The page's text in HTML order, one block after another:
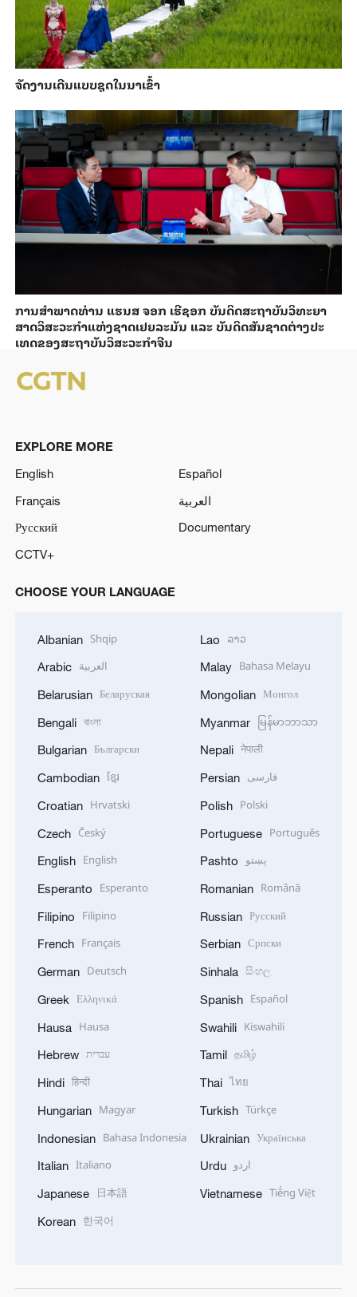
ຈັດງານເດີນແບບຊຸດໃນນາເຂົ້າ
ການ​ສຳ​ພາດ​ທ່ານ ແຮນ​ສ ຈອກ ເຮີ​ຊອກ ​ບັນ​ດິດ​ສະ​ຖາ​ບັນວິ​ທະ​ຍາ​
ສາດວິ​ສະ​ວະ​ກຳ​ແຫ່ງ​ຊາດ​ເຢຍ​ລະ​ມັນ ແລະ ບັນ​ດິດ​ສັນ​ຊາດ​ຕ່າງ​ປະ​
ເທດ​ຂອງສະ​ຖາ​ບັນ​ວິ​ສະ​ວະ​ກຳ​ຈີນ
EXPLORE MORE
English
Español
Français
العربية
Русский
Documentary
CCTV+
CHOOSE YOUR LANGUAGE
Albanian Shqip
Arabic العربية
Belarusian Беларуская
Bengali বাংলা
Bulgarian Български
Cambodian ខ្មែរ
Croatian Hrvatski
Czech Český
English English
Esperanto Esperanto
Filipino Filipino
French Français
German Deutsch
Greek Ελληνικά
Hausa Hausa
Hebrew עברית
Hindi हिन्दी
Hungarian Magyar
Indonesian Bahasa Indonesia
Italian Italiano
Japanese 日本語
Korean 한국어
Lao ລາວ
Malay Bahasa Melayu
Mongolian Монгол
Myanmar မြန်မာဘာသာ
Nepali नेपाली
Persian فارسی
Polish Polski
Portuguese Português
Pashto پښتو
Romanian Română
Russian Русский
Serbian Српски
Sinhala සිංහල
Spanish Español
Swahili Kiswahili
Tamil தமிழ்
Thai ไทย
Turkish Türkçe
Ukrainian Українська
Urdu اردو
Vietnamese Tiếng Việt